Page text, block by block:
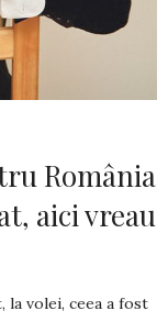
România
aici vreau
volei, ceea a fost